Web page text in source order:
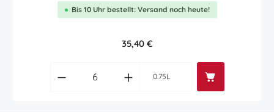
Bis 10 Uhr bestellt: Versand noch heute!
Regulärer Preis:
35,40 €
Produkt Anzahl: Gib den gewünschten
0.75L